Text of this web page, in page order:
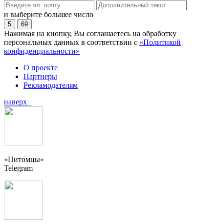
и выберите большее число
5 69
Нажимая на кнопку, Вы соглашаетесь на обработку
персональных данных в соответствии с «Политикой
конфиденциальности»
О проекте
Партнеры
Рекламодателям
наверх
«Питомцы»
Telegram